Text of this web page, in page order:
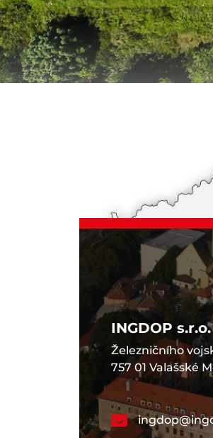
INGDOP s.r.o.
Železničního
757 01 Valašské